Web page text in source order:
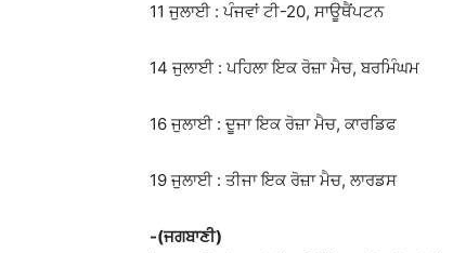
11 ਜੁਲਾਈ : ਪੰਜਵਾਂ ਟੀ-20, ਸਾਊਥੈਂਪਟਨ
14 ਜੁਲਾਈ : ਪਹਿਲਾ ਇਕ ਰੋਜ਼ਾ ਮੈਚ, ਬਰਮਿੰਘਮ
16 ਜੁਲਾਈ : ਦੂਜਾ ਇਕ ਰੋਜ਼ਾ ਮੈਚ, ਕਾਰਡਿਫ
19 ਜੁਲਾਈ : ਤੀਜਾ ਇਕ ਰੋਜ਼ਾ ਮੈਚ, ਲਾਰਡਸ
-(ਜਗਬਾਣੀ)